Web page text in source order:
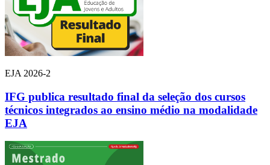
EJA 2026-2
IFG publica resultado final da seleção dos cursos
técnicos integrados ao ensino médio na modalidade
EJA